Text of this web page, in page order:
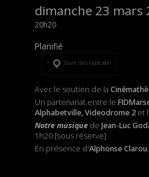
dimanche 23 mars
20h20
Planifié
Ouvrir dans l’application
Avec le soutien de la
Un partenariat entre le
Alphabetville, Videodrome 2 et l’
Notre musiquede Jean-Luc
1h20 [sous réserve]
En présence d'Alphonse Clarou